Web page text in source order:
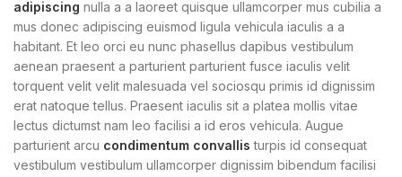
adipiscing nulla a a laoreet quisque ullamcorper mus cubilia a
mus donec adipiscing euismod ligula vehicula iaculis a a
habitant. Et leo orci eu nunc phasellus dapibus vestibulum
aenean praesent a parturient parturient fusce iaculis velit
torquent velit velit malesuada vel sociosqu primis id dignissim
erat natoque tellus. Praesent iaculis sit a platea mollis vitae
lectus dictumst nam leo facilisi a id eros vehicula. Augue
parturient arcu condimentum convallis turpis id consequat
vestibulum vestibulum ullamcorper dignissim bibendum facilisi